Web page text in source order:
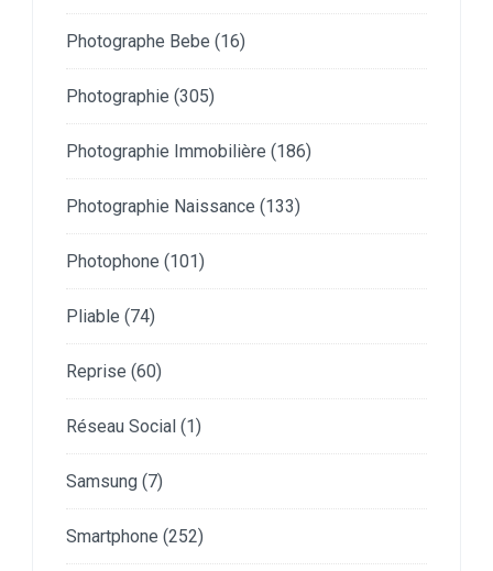
Photographe Bebe (16)
Photographie (305)
Photographie Immobilière (186)
Photographie Naissance (133)
Photophone (101)
Pliable (74)
Reprise (60)
Réseau Social (1)
Samsung (7)
Smartphone (252)